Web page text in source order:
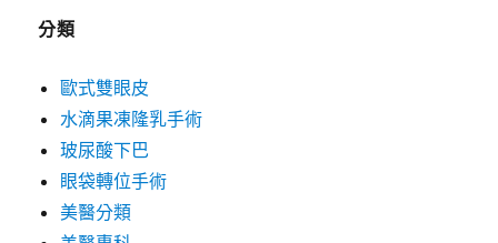
分類
歐式雙眼皮
水滴果凍隆乳手術
玻尿酸下巴
眼袋轉位手術
美醫分類